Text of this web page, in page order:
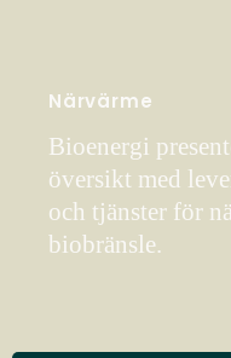
Närvärme
Bioenergi
översikt med
och tjänster för
biobränsle.